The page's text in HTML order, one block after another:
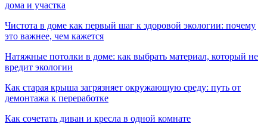
дома и участка
Чистота в доме как первый шаг к здоровой экологии: почему
это важнее, чем кажется
Натяжные потолки в доме: как выбрать материал, который не
вредит экологии
Как старая крыша загрязняет окружающую среду: путь от
демонтажа к переработке
Как сочетать диван и кресла в одной комнате